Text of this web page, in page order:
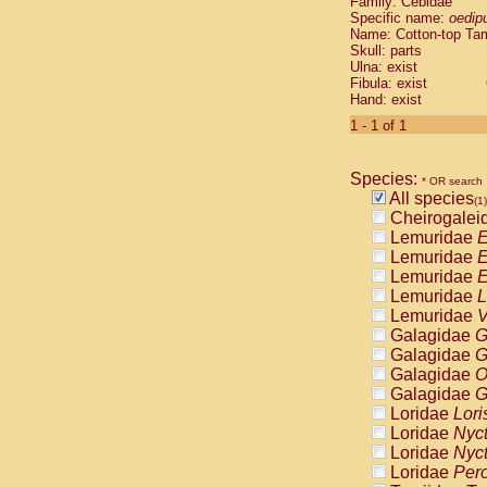
Cebidae
Cebidae
Cebidae
Cebidae
Cebidae
Cebidae
Cebidae
Cebidae
Cebidae
Cebidae
Cebidae
Cebidae
Atelidae
Atelidae
Atelidae
Atelidae
Atelidae
Atelidae
Atelidae
Atelidae
Atelidae
Atelidae
Pitheciidae
Specific name:
Name: Cotton-top
Skull: parts
Ulna: exist
Fibula: exist
Hand: exist
1 - 1 of 1
Species: * OR search
All species(1)
Lemuridae
Lemuridae
Lemuridae
Lemuridae
Lemuridae
Galagidae
Galagidae
Galagidae
Galagidae
Loridae
Loridae
Loridae
Loridae